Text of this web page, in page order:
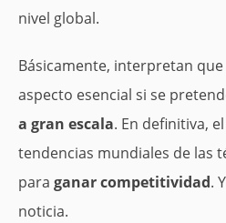
nivel global.
Básicamente, interpretan
aspecto esencial si se
a gran escala. En definitiva,
tendencias mundiales de las
para ganar competitividad.
noticia.